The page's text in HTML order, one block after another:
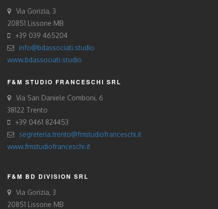
Via Gorizia, 3
20851 Lissone MB
+39 039 465204
info@bdassociati.studio
www.bdassociati.studio
F&M STUDIO FRANCESCHI SRL
Via San Daniele Comboni, 6
38122 Trento
+39 0461 824453
segreteria.trento@fmstudiofranceschi.it
www.fmstudiofranceschi.it
F&M BD DIVISION SRL
Via Gorizia, 3
20851 Lissone MB